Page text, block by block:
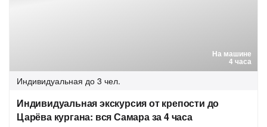
На машине
4 часа
Индивидуальная до 3 чел.
Индивидуальная экскурсия от крепости до
Царёва кургана: вся Самара за 4 часа